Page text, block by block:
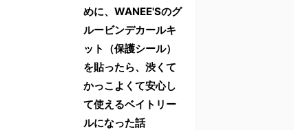
めに、WANEE'Sのグ
ルービンデカールキ
ット（保護シール）
を貼ったら、渋くて
かっこよくて安心し
て使えるベイトリー
ルになった話